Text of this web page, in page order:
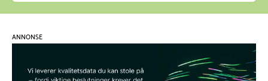
ANNONSE